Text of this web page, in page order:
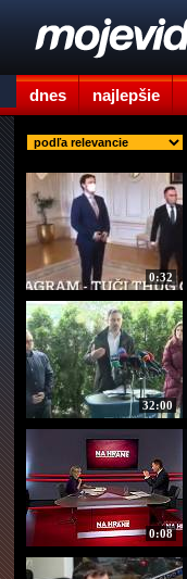
dnes najlepšie
0:32
32:00
0:08